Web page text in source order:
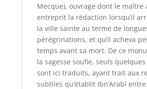
Mecque), ouvrage dont le maître
entreprit la rédaction lorsqu’il
la ville sainte au terme de
pérégrinations, et qu’il acheva
temps avant sa mort. De ce
la sagesse soufie, seuls
sont ici traduits, ayant trait aux
subtiles qu’établit Ibn’Arabî